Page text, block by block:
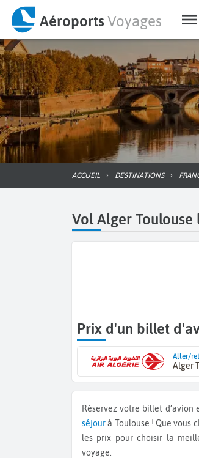
AéroportsVoyages
ACCUEIL DESTINATIONS
Vol Alger
Prix d'un billet
Aller/
Alger
Réservez votre billet
séjourà Toulouse ! Que vous
les prix pour choisir la
voyage.